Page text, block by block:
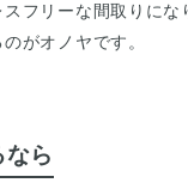
フリーな間取りにな
がオノヤです。
ら